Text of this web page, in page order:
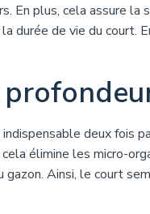
En plus, cela assure
durée de vie du court.
deux fois
élimine les micro-
gazon. Ainsi, le court